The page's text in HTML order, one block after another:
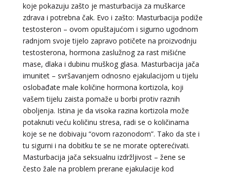
koje pokazuju zašto je masturbacija za muškarce
zdrava i potrebna čak. Evo i zašto: Masturbacija podiže
testosteron – ovom opuštajućom i sigurno ugodnom
radnjom svoje tijelo zapravo potičete na proizvodnju
testosterona, hormona zaslužnog za rast mišićne
mase, dlaka i dubinu muškog glasa. Masturbacija jača
imunitet – svršavanjem odnosno ejakulacijom u tijelu
oslobađate male količine hormona kortizola, koji
vašem tijelu zaista pomaže u borbi protiv raznih
oboljenja. Istina je da visoka razina kortizola može
potaknuti veću količinu stresa, radi se o količinama
koje se ne dobivaju “ovom razonodom”. Tako da ste i
tu sigurni i na dobitku te se ne morate opterećivati.
Masturbacija jača seksualnu izdržljivost – žene se
često žale na problem prerane ejakulacije kod